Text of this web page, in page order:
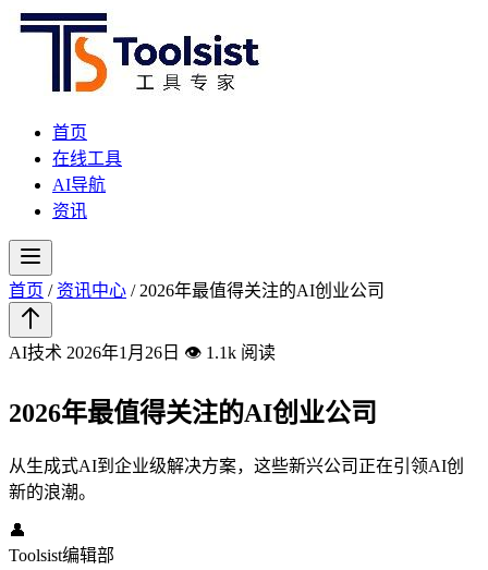
首页
在线工具
AI导航
资讯
首页 / 资讯中心 / 2026年最值得关注的AI创业公司
AI技术 2026年1月26日 👁️ 1.1k 阅读
2026年最值得关注的AI创业公司
从生成式AI到企业级解决方案，这些新兴公司正在引领AI创
新的浪潮。
👤
Toolsist编辑部